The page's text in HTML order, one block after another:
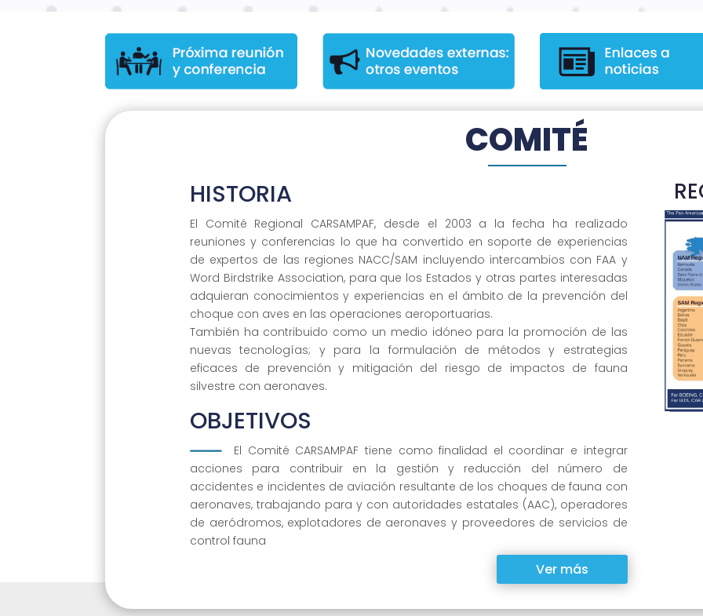
COMITÉ
HISTORIA
El Comité Regional CARSAMPAF, desde el 2003 a la fecha ha realizado
reuniones y conferencias lo que ha convertido en soporte de experiencias
de expertos de las regiones NACC/SAM incluyendo intercambios con FAA y
Word Birdstrike Association, para que los Estados y otras partes interesadas
adquieran conocimientos y experiencias en el ámbito de la prevención del
choque con aves en las operaciones aeroportuarias.
También ha contribuido como un medio idóneo para la promoción de las
nuevas tecnologías; y para la formulación de métodos y estrategias
eficaces de prevención y mitigación del riesgo de impactos de fauna
silvestre con aeronaves.
OBJETIVOS
El Comité CARSAMPAF tiene como finalidad el coordinar e integrar
acciones para contribuir en la gestión y reducción del número de
accidentes e incidentes de aviación resultante de los choques de fauna con
aeronaves, trabajando para y con autoridades estatales (AAC), operadores
de aeródromos, explotadores de aeronaves y proveedores de servicios de
control fauna
Ver más